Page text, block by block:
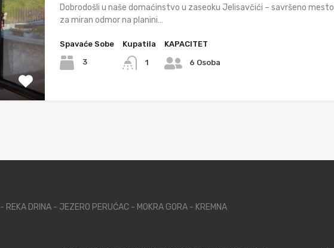
Dobrodošli u naše domaćinstvo u zaseoku Jelisavčići – savršeno mesto
za miran odmor na planini…
Spavaće Sobe
3
Kupatila
1
KAPACITET
6 Osoba
DRINA - JEZERO PERUĆAC - MOKRA GORA - KREMNA